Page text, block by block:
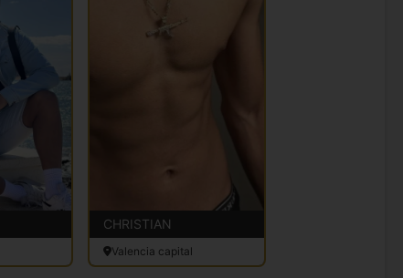
CHRISTIAN
Valencia capital